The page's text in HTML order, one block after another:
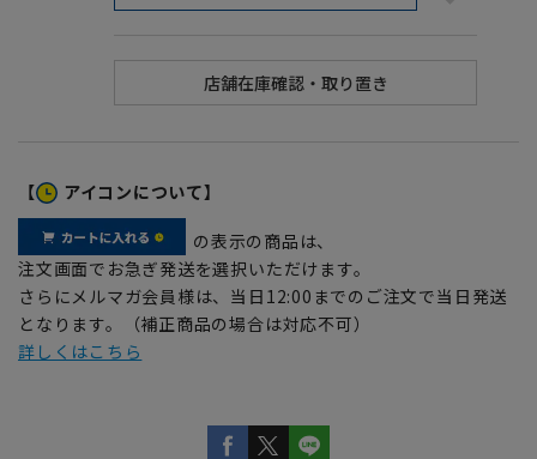
【 アイコンについて】
の表示の商品は、
注文画面でお急ぎ発送を選択いただけます。
さらにメルマガ会員様は、当日12:00までのご注文で当日発送
となります。（補正商品の場合は対応不可）
詳しくはこちら